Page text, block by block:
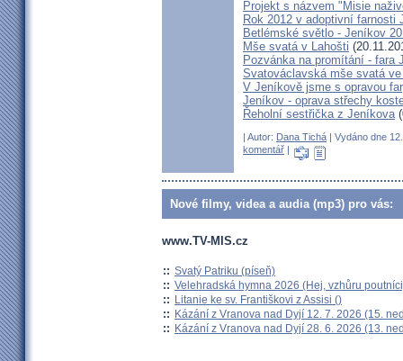
Projekt s názvem "Misie
Rok 2012 v adoptivní farnosti
Betlémské světlo - Jeníkov
Mše svatá v Lahošti
Pozvánka na promítání - fara
Svatováclavská mše svatá
V Jeníkově jsme s opravou
Jeníkov - oprava střechy
Řeholní sestřička z Jeníkova
| Autor: Dana Tichá | Vydáno dne
komentář |
Nové filmy, videa a audia (mp3) pro vás:
www.TV-MIS.cz
:: Svatý Patriku (píseň)
:: Velehradská hymna 2026 (Hej, vzhůru
:: Litanie ke sv. Františkovi z Assisi ()
:: Kázání z Vranova nad Dyjí 12. 7. 2026 (15.
:: Kázání z Vranova nad Dyjí 28. 6. 2026 (13.